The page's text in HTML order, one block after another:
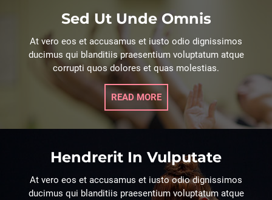
Sed Ut Unde Omnis
At vero eos et accusamus et iusto odio dignissimos
ducimus qui blanditiis praesentium voluptatum atque
corrupti quos dolores et quas molestias.
READ MORE
Hendrerit In Vulputate
At vero eos et accusamus et iusto odio dignissimos
ducimus qui blanditiis praesentium voluptatum atque